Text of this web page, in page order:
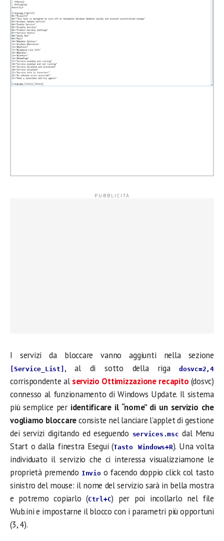
I servizi da bloccare vanno aggiunti nella sezione
[Service_List] , al di sotto della rigadosvc=2,4
corrispondente al servizio Ottimizzazione recapito (dosvc)
connesso al funzionamento di Windows Update. Il sistema
più semplice per identificare il “nome” di un servizio che
vogliamo bloccareconsiste nel lanciare l’applet di gestione
dei servizi digitando ed eseguendo services.msc dal Menu
Start o dalla finestra Esegui (Tasto Windows+R). Una volta
individuato il servizio che ci interessa visualizziamone le
proprietà premendo Invioo facendo doppio click col tasto
sinistro del mouse: il nome del servizio sarà in bella mostra
e potremo copiarlo (Ctrl+C) per poi incollarlo nel file
Wub.ini e impostarne il blocco con i parametri più opportuni
(3, 4).